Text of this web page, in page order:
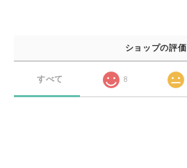
ショップの評価
すべて 8